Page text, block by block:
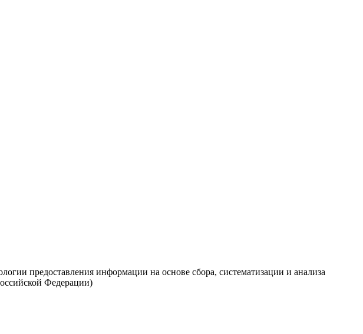
предоставления информации на основе сбора, систематизации и анализа
Федерации)